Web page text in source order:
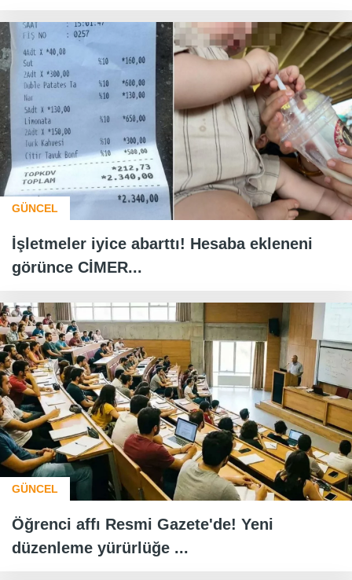
GÜNCEL
İşletmeler iyice abarttı! Hesaba ekleneni
görünce CİMER...
GÜNCEL
Öğrenci affı Resmi Gazete'de! Yeni
düzenleme yürürlüğe ...